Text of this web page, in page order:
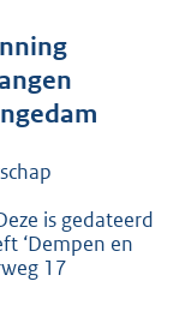
is gedateerd
‘Dempen en
17